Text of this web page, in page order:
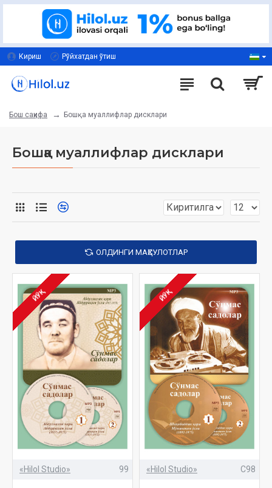
Кириш Рўйхатдан ўтиш
Бош саҳифа Бошқа муаллифлар дисклари
Бошқа муаллифлар дисклари
ОЛДИНГИ МАҲСУЛОТЛАР
ЙЎҚ
«Hilol Studio» 99
ЙЎҚ
«Hilol Studio» C98